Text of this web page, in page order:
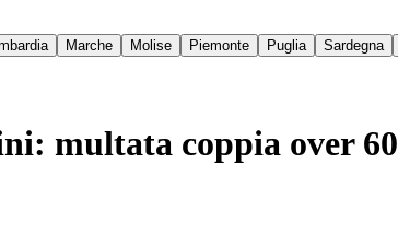
Marche Molise Piemonte Puglia Sardegna
multata coppia over 60